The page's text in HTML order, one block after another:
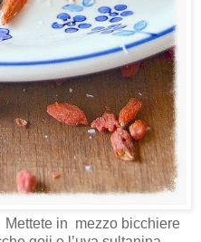
Mettete in mezzo bicchiere